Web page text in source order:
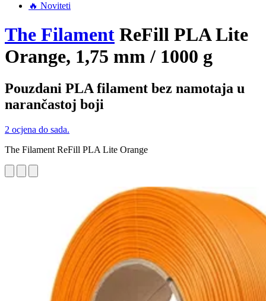
🔥 Noviteti
The Filament ReFill PLA Lite
Orange, 1,75 mm / 1000 g
Pouzdani PLA filament bez namotaja u
narančastoj boji
2 ocjena do sada.
The Filament ReFill PLA Lite Orange